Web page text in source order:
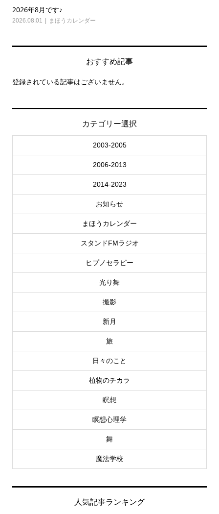
2026年8月です♪
2026.08.01 まほうカレンダー
おすすめ記事
登録されている記事はございません。
カテゴリー選択
2003-2005
2006-2013
2014-2023
お知らせ
まほうカレンダー
スタンドFMラジオ
ヒプノセラピー
光り舞
撮影
新月
旅
日々のこと
植物のチカラ
瞑想
瞑想心理学
舞
魔法学校
人気記事ランキング